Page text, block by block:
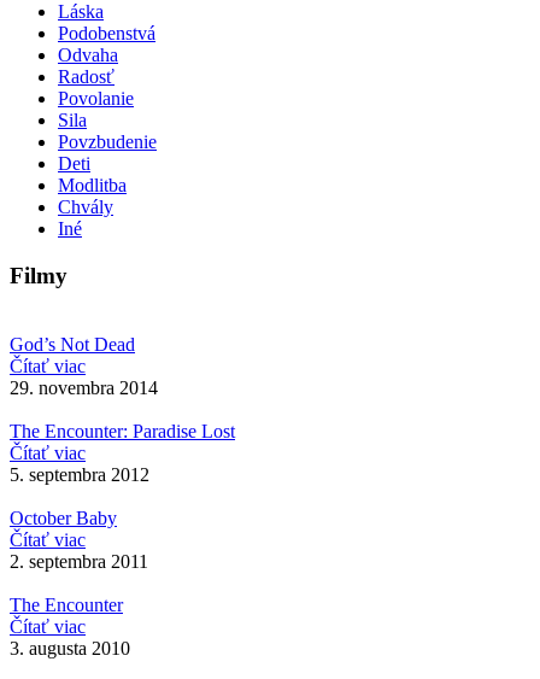
Láska
Podobenstvá
Odvaha
Radosť
Povolanie
Sila
Povzbudenie
Deti
Modlitba
Chvály
Iné
Filmy
God’s Not Dead
Čítať viac
29. novembra 2014
The Encounter: Paradise Lost
Čítať viac
5. septembra 2012
October Baby
Čítať viac
2. septembra 2011
The Encounter
Čítať viac
3. augusta 2010